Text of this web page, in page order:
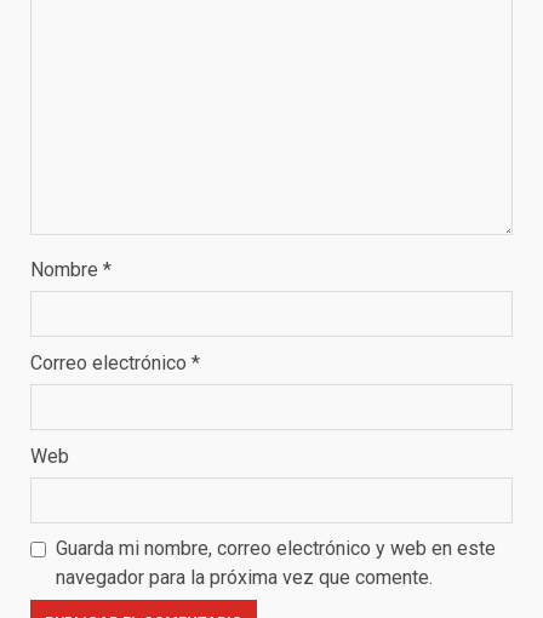
Nombre *
Correo electrónico *
Web
Guarda mi nombre, correo electrónico y web en este
navegador para la próxima vez que comente.